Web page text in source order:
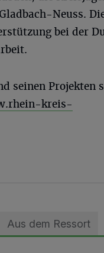
Neuss.
bei der
seinen Projekten
kreis-
Aus dem Ressort